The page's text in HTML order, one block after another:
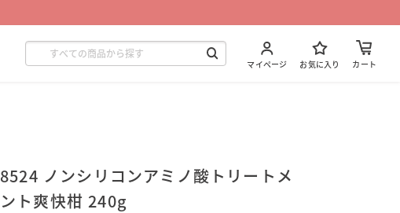
マイページ お気に入り カート
8524 ノンシリコンアミノ酸トリートメ
ント爽快柑 240g